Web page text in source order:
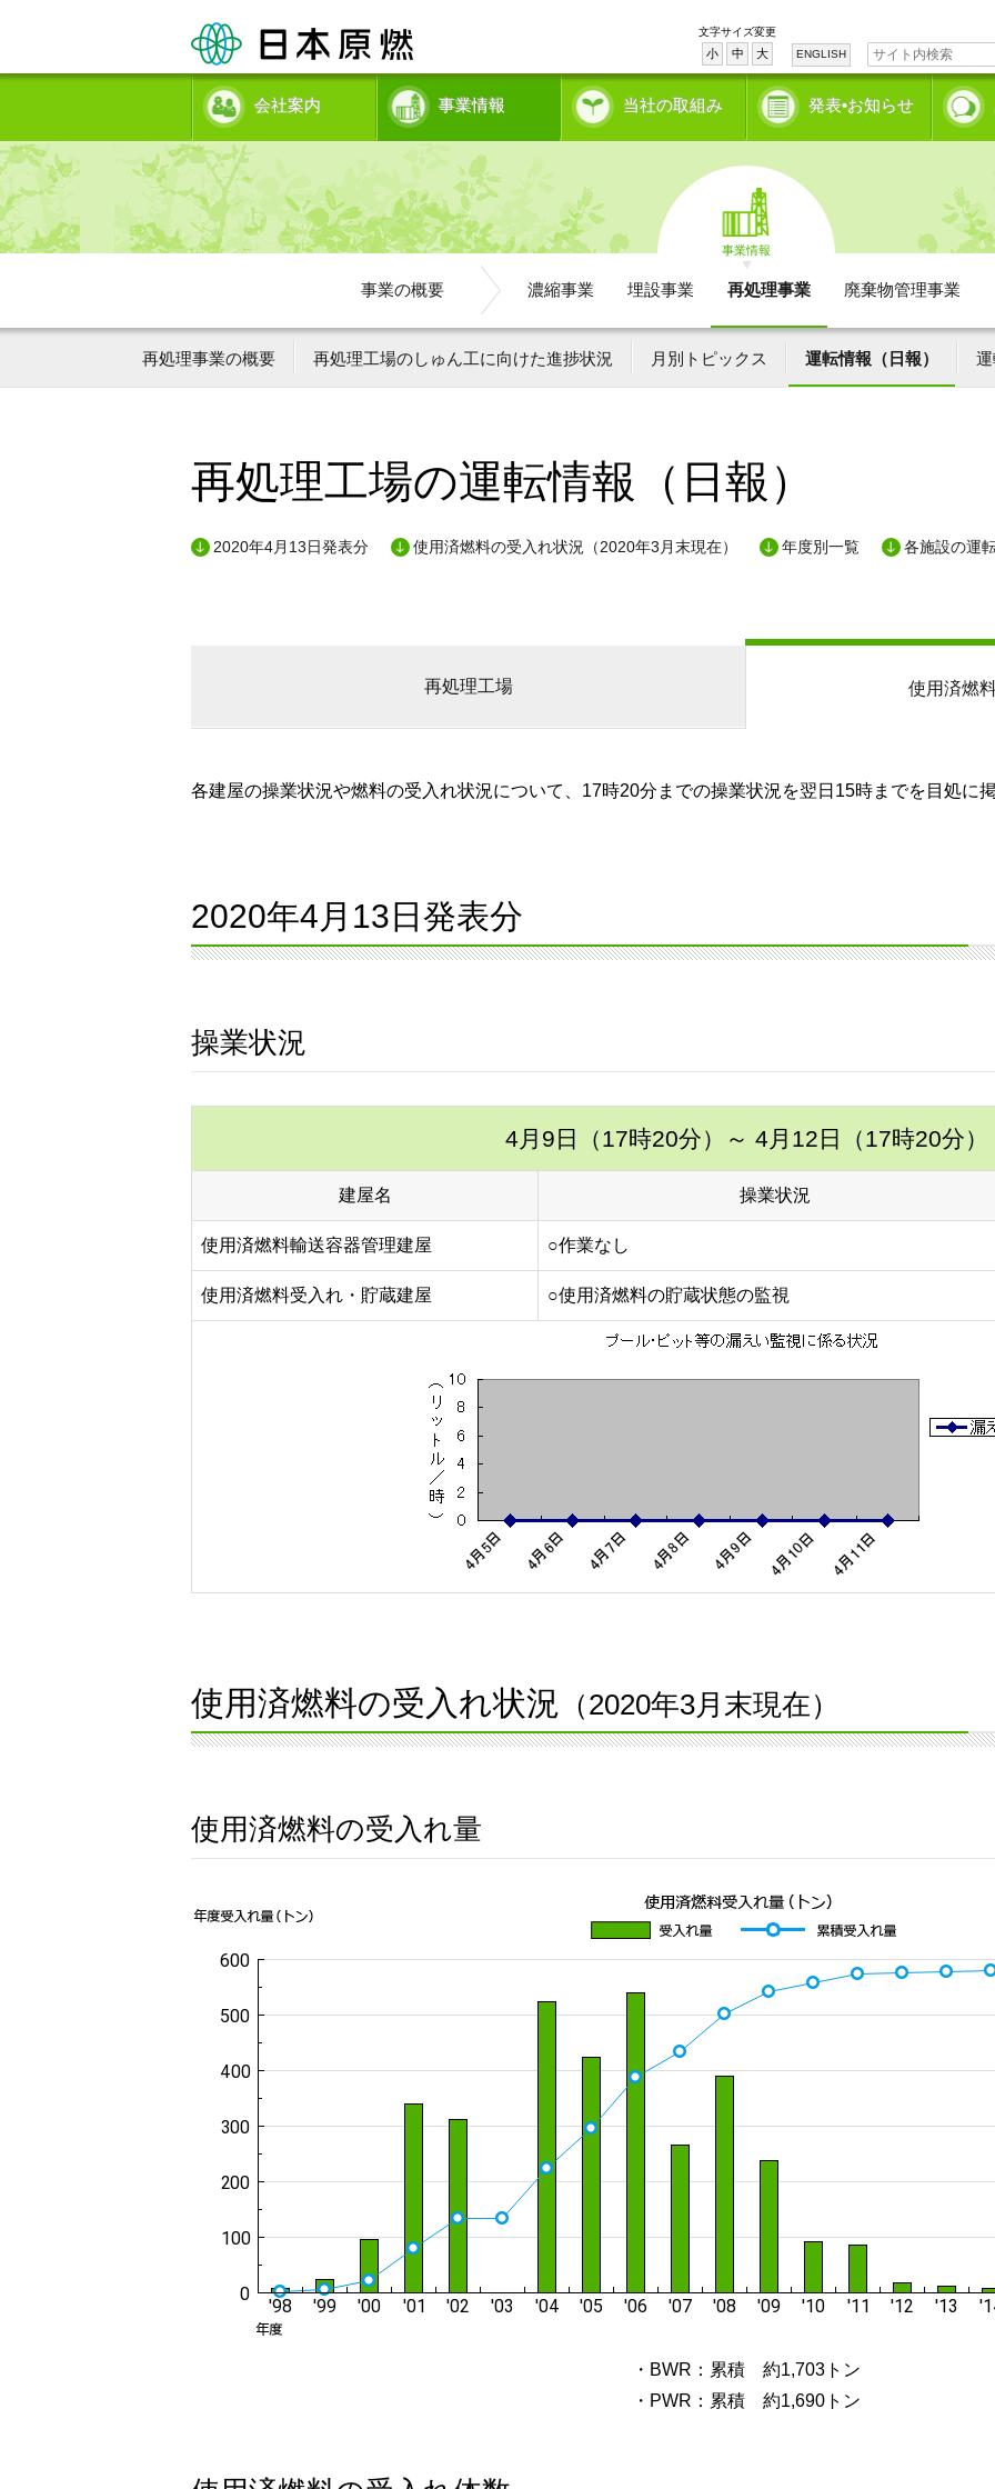
文字サイズ変更
小 中 大 ENGLISH
会社案内 事業情報 当社の取組み 発表•お知らせ
事業情報
事業の概要 濃縮事業 埋設事業 再処理事業 廃棄物管理事業
再処理事業の概要 再処理工場のしゅん工に向けた進捗状況 月別トピックス 運転情報（日報）
再処理工場の運転情報（日報）
2020年4月13日発表分 使用済燃料の受入れ状況（2020年3月末現在） 年度別一覧 各施設の運
再処理工場 使用済燃
各建屋の操業状況や燃料の受入れ状況について、17時20分までの操業状況を翌日15時までを目処に
2020年4月13日発表分
操業状況
4月9日（17時20分） ～ 4月12日（17時20分）
建屋名 操業状況
使用済燃料輸送容器管理建屋 ○作業なし
使用済燃料受入れ・貯蔵建屋 ○使用済燃料の貯蔵状態の監視
使用済燃料の受入れ状況 （2020年3月末現在）
使用済燃料の受入れ量
・BWR：累積 約1,703トン
・PWR：累積 約1,690トン